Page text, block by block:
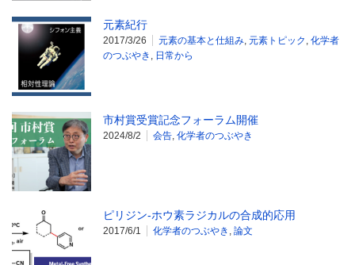
元素紀行
2017/3/26 元素の基本と仕組み, 元素トピック , 化学者
のつぶやき , 日常から
市村賞受賞記念フォーラム開催
2024/8/2 会告, 化学者のつぶやき
ピリジン-ホウ素ラジカルの合成的応用
2017/6/1 化学者のつぶやき , 論文